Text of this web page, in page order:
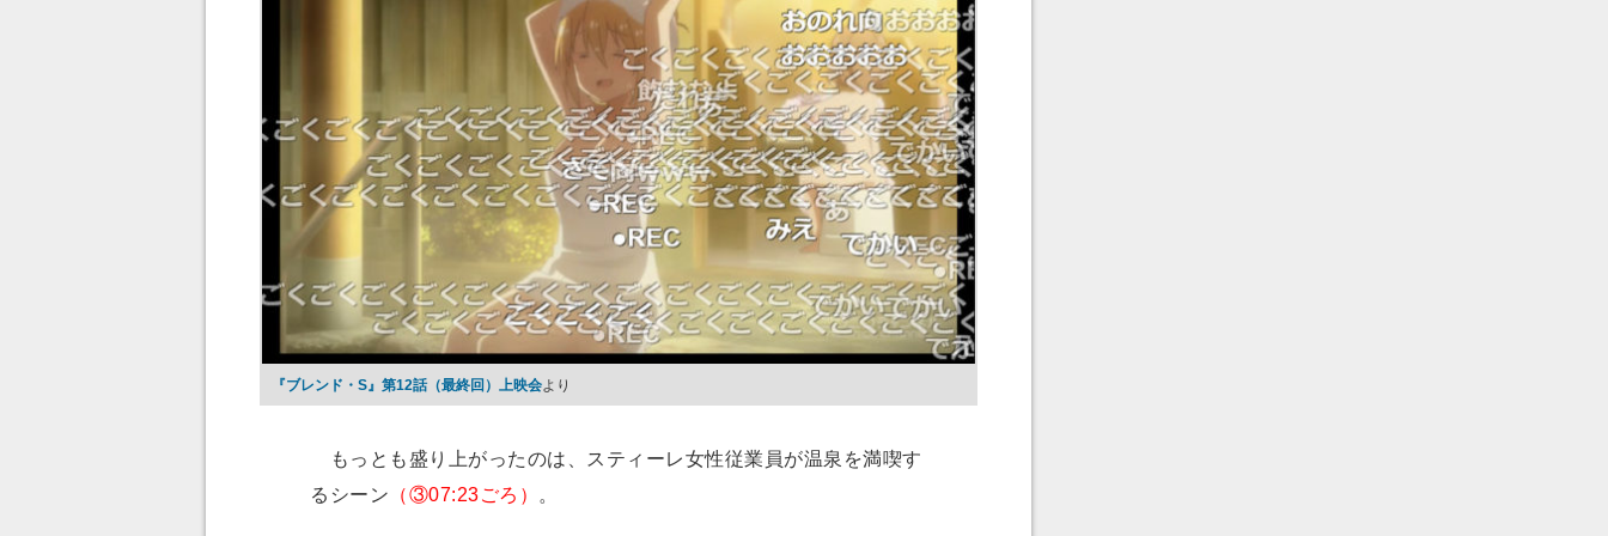
『ブレンド・S』第12話（最終回）上映会より
もっとも盛り上がったのは、スティーレ女性従業員が温泉を満喫す
るシーン （③07:23ごろ） 。